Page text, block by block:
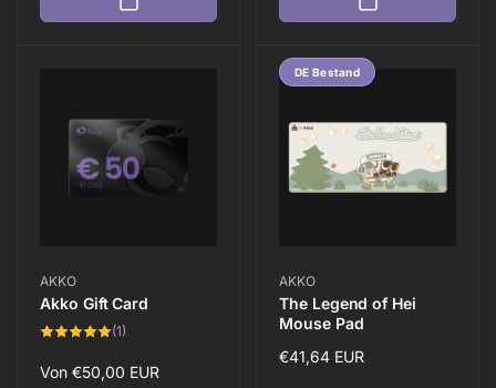
Anbieter:
AKKO
Akko Gift Card
(1)
Normaler
Von €50,00 EUR
DE Bestand
Anbieter:
AKKO
The Legend of Hei
Mouse Pad
Normaler
€41,64 EUR